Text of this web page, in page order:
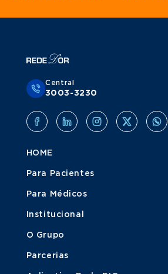
Central
3003-3230
HOME
Para Pacientes
Para Médicos
Institucional
O Grupo
Parcerias